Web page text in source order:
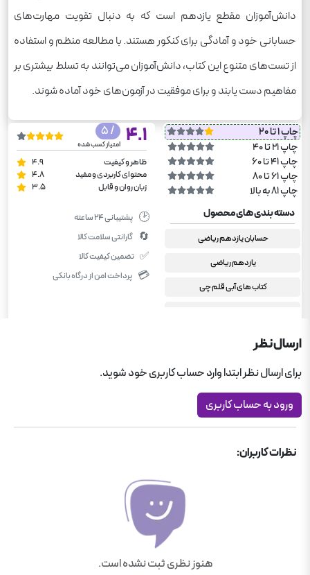
دانش‌آموزان مقطع یازدهم است که به دنبال تقویت مهارت‌های
حسابانی خود و آمادگی برای کنکور هستند. با مطالعه منظم و استفاده
از تست‌های متنوع این کتاب، دانش‌آموزان می‌توانند به تسلط بیشتری بر
مفاهیم دست یابند و برای موفقیت در آزمون‌های خود آماده شوند.
چاپ 1 تا 20
چاپ 21 تا 40
چاپ 41 تا 60
چاپ 61 تا 80
چاپ 81 به بالا
4.1
/ 5
امتیاز کسب شده
ظاهر و کیفیت
4.9
محتوای کاربردی و مفید
4.8
زبان روان و قابل
3.5
دسته بندی های محصول
حسابان یازدهم ریاضی
یازدهم ریاضی
کتاب های آبی قلم چی
کمک درسی دبیرستان
🕑 پشتیبانی ۲۴ ساعته
🔄 گارانتی سلامت کالا
✅ تضمین کیفیت کالا
💳 پرداخت امن از درگاه بانکی
ارسال نظر
برای ارسال نظر ابتدا وارد حساب کاربری خود شوید.
ورود به حساب کاربری
نظرات کاربران:
هنوز نظری ثبت نشده است.